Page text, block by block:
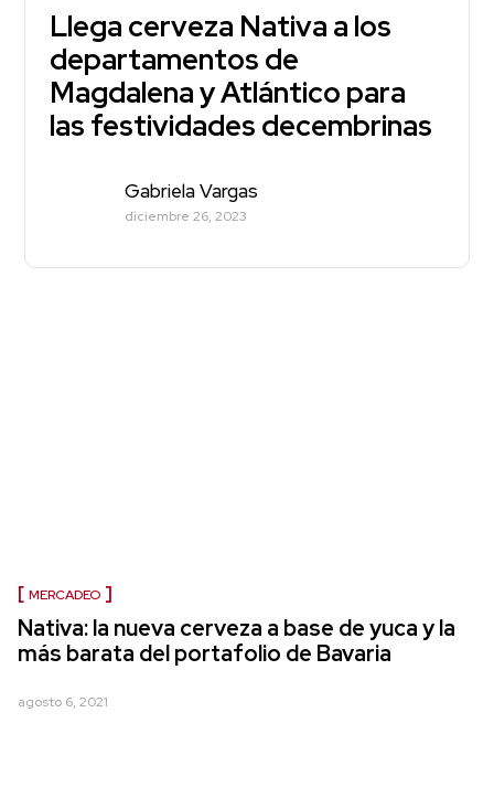
Llega cerveza Nativa a los
departamentos de
Magdalena y Atlántico para
las festividades decembrinas
Gabriela Vargas
diciembre 26, 2023
MERCADEO
Nativa: la nueva cerveza a base de yuca y la
más barata del portafolio de Bavaria
agosto 6, 2021